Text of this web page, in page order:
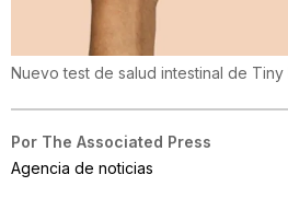
Nuevo test de salud intestinal de Tiny
Por The Associated Press
Agencia de noticias